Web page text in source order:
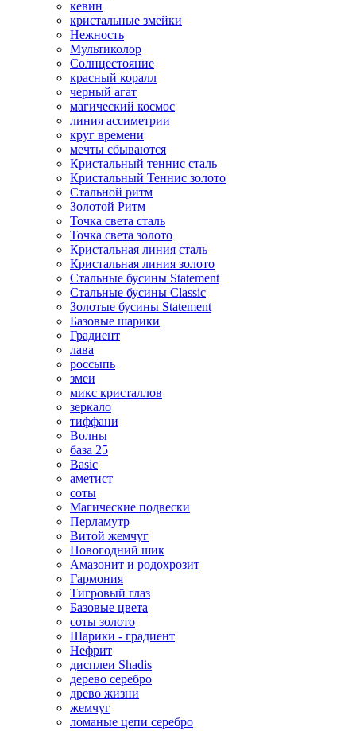
кевин
кристальные змейки
Нежность
Мультиколор
Солнцестояние
красный коралл
черный агат
магический космос
линия ассиметрии
круг времени
мечты сбываются
Кристальный теннис сталь
Кристальный Теннис золото
Стальной ритм
Золотой Ритм
Точка света сталь
Точка света золото
Кристальная линия сталь
Кристальная линия золото
Стальные бусины Statement
Стальные бусины Classic
Золотые бусины Statement
Базовые шарики
Градиент
лава
россыпь
змеи
микс кристаллов
зеркало
тиффани
Волны
база 25
Basic
аметист
соты
Магические подвески
Перламутр
Витой жемчуг
Новогодний шик
Амазонит и родохрозит
Гармония
Тигровый глаз
Базовые цвета
соты золото
Шарики - градиент
Нефрит
дисплеи Shadis
дерево серебро
древо жизни
жемчуг
ломаные цепи серебро